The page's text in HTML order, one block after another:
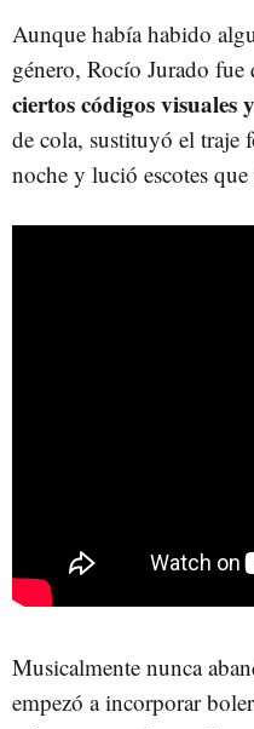
Aunque había habido
género, Rocío Jurado fue
ciertos códigos visuales
de cola, sustituyó el traje
noche y lució escotes
Musicalmente nunca
empezó a incorporar